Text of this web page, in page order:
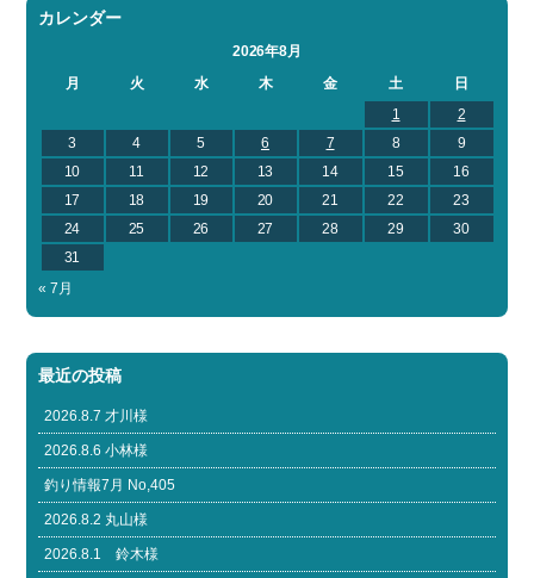
カレンダー
2026年8月
月
火 水 木 金 土
日
1
2
3
4 5 6 7 8
9
10
11 12 13 14 15
16
17
18 19 20 21 22
23
24
25 26 27 28 29
30
31
« 7月
最近の投稿
2026.8.7 才川様
2026.8.6 小林様
釣り情報7月 No,405
2026.8.2 丸山様
2026.8.1 鈴木様